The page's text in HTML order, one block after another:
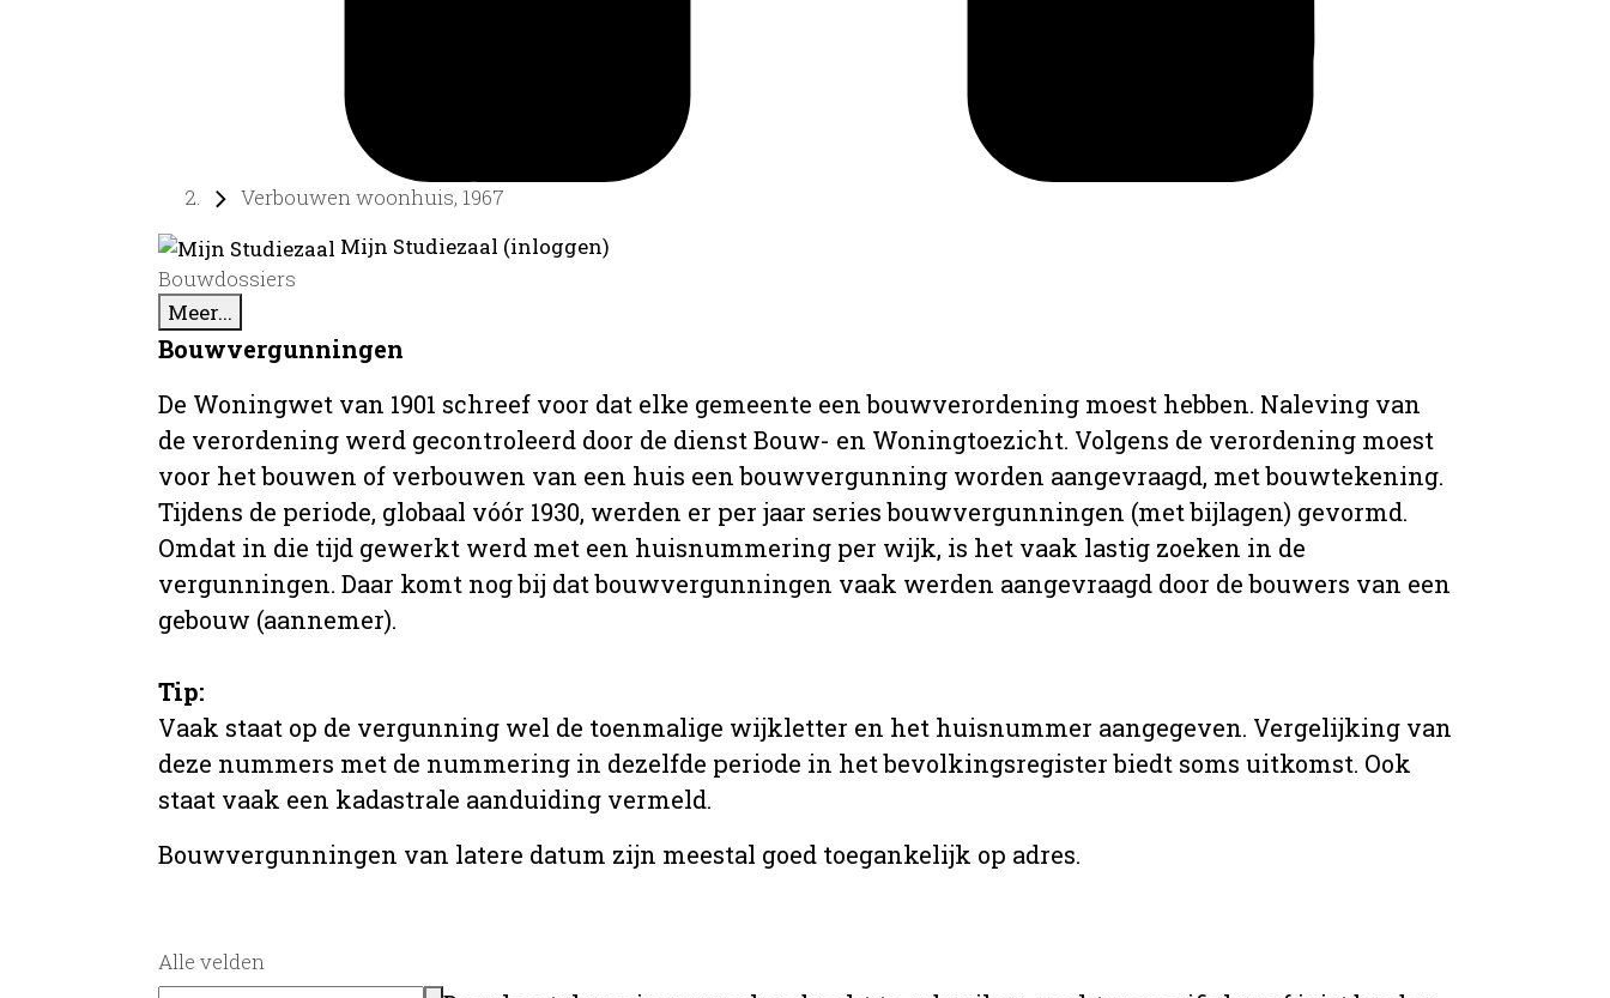
Verbouwen woonhuis, 1967
Mijn Studiezaal (inloggen)
Bouwdossiers
Meer...
Bouwvergunningen
De Woningwet van 1901 schreef voor dat elke gemeente een bouwverordening moest hebben. Naleving van
de verordening werd gecontroleerd door de dienst Bouw- en Woningtoezicht. Volgens de verordening moest
voor het bouwen of verbouwen van een huis een bouwvergunning worden aangevraagd, met bouwtekening.
Tijdens de periode, globaal vóór 1930, werden er per jaar series bouwvergunningen (met bijlagen) gevormd.
Omdat in die tijd gewerkt werd met een huisnummering per wijk, is het vaak lastig zoeken in de
vergunningen. Daar komt nog bij dat bouwvergunningen vaak werden aangevraagd door de bouwers van een
gebouw (aannemer).
Tip:
Vaak staat op de vergunning wel de toenmalige wijkletter en het huisnummer aangegeven. Vergelijking van
deze nummers met de nummering in dezelfde periode in het bevolkingsregister biedt soms uitkomst. Ook
staat vaak een kadastrale aanduiding vermeld.
Bouwvergunningen van latere datum zijn meestal goed toegankelijk op adres.
Alle velden